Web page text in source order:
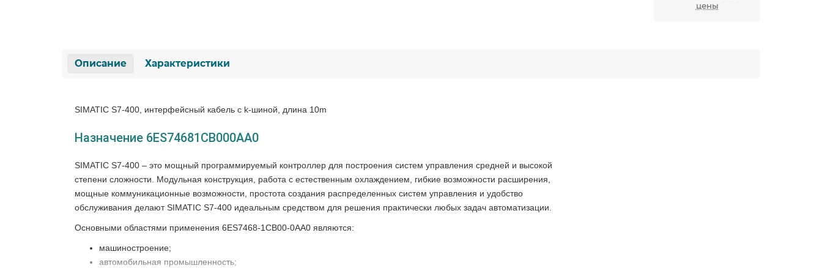
цены
Описание Характеристики
SIMATIC S7-400, интерфейсный кабель с k-шиной, длина 10m
Назначение 6ES74681CB000AA0
SIMATIC S7-400 – это мощный программируемый контроллер для построения систем управления средней и высокой
степени сложности. Модульная конструкция, работа с естественным охлаждением, гибкие возможности расширения,
мощные коммуникационные возможности, простота создания распределенных систем управления и удобство
обслуживания делают SIMATIC S7-400 идеальным средством для решения практически любых задач автоматизации.
Основными областями применения 6ES7468-1CB00-0AA0 являются:
машиностроение;
автомобильная промышленность;